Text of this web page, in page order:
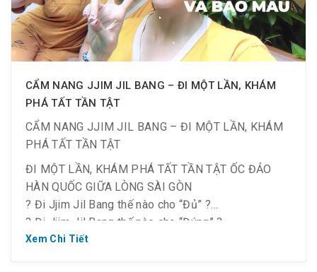
150K: check-in từ 8h00 – 11h00
Điều kiện áp dụng :
– Dành cho TẤT CẢ khách hàng trên 1.2m
– #Li.ke & #Foll_ow Fanpage & #Sha_re bài viết
công khai
90K Tri ân khách hàng: check-in sau 17:00
CẨM NANG JJIM JIL BANG – ĐI MỘT LẦN, KHÁM
PHÁ TẤT TẦN TẬT
CẨM NANG JJIM JIL BANG – ĐI MỘT LẦN, KHÁM
PHÁ TẤT TẦN TẬT
ĐI MỘT LẦN, KHÁM PHÁ TẤT TẦN TẬT ỐC ĐẢO
HÀN QUỐC GIỮA LÒNG SÀI GÒN
? Đi Jjim Jil Bang thế nào cho “Đủ” ?
? Đi Jjim Jil Bang thế nào cho “Đúng” ?
? Đi Jjim Jil Bang thế nào cho “Đã” ?
Xem Chi Tiết